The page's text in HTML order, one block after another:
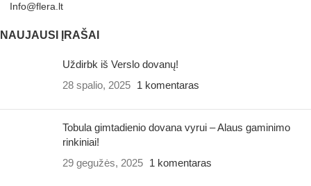
Info@flera.lt
NAUJAUSI ĮRAŠAI
Uždirbk iš Verslo dovanų!
28 spalio, 2025 1 komentaras
Tobula gimtadienio dovana vyrui – Alaus gaminimo
rinkiniai!
29 gegužės, 2025 1 komentaras